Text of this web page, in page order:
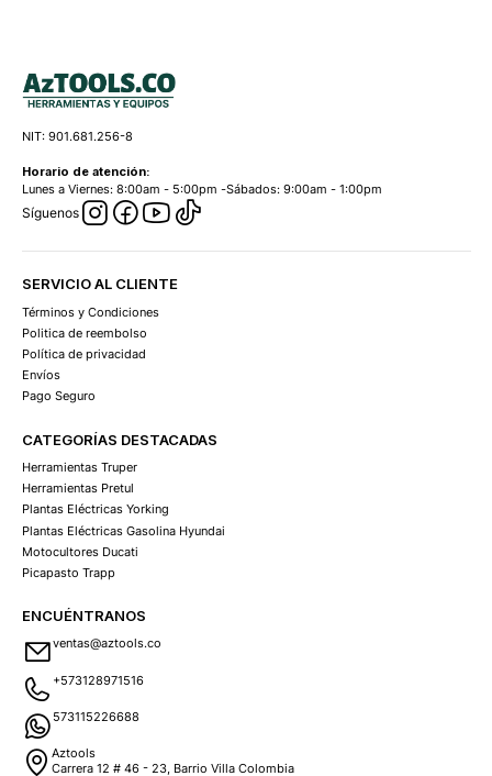
NIT: 901.681.256-8
Horario de atención:
Lunes a Viernes: 8:00am - 5:00pm -Sábados: 9:00am - 1:00pm
Síguenos
SERVICIO AL CLIENTE
Términos y Condiciones
Politica de reembolso
Política de privacidad
Envíos
Pago Seguro
CATEGORÍAS DESTACADAS
Herramientas Truper
Herramientas Pretul
Plantas Eléctricas Yorking
Plantas Eléctricas Gasolina Hyundai
Motocultores Ducati
Picapasto Trapp
ENCUÉNTRANOS
ventas@aztools.co
+573128971516
573115226688
Aztools
Carrera 12 # 46 - 23, Barrio Villa Colombia